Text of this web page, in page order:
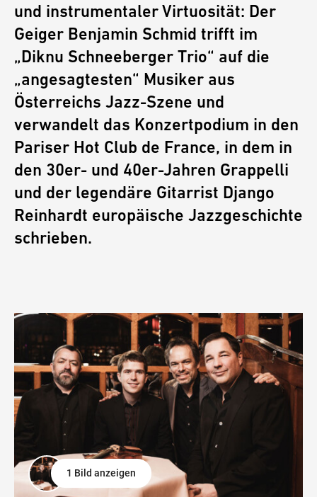
und instrumentaler Virtuosität: Der
Geiger Benjamin Schmid trifft im
„Diknu Schneeberger Trio“ auf die
„angesagtesten“ Musiker aus
Österreichs Jazz-Szene und
verwandelt das Konzertpodium in den
Pariser Hot Club de France, in dem in
den 30er- und 40er-Jahren Grappelli
und der legendäre Gitarrist Django
Reinhardt europäische Jazzgeschichte
schrieben.
1 Bild anzeigen